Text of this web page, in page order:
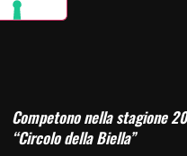
Competono nella stagione
“Circolo della Biella”